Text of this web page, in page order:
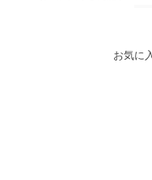
お気に